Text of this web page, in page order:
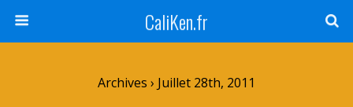
CaliKen.fr
Archives › Juillet 28th, 2011